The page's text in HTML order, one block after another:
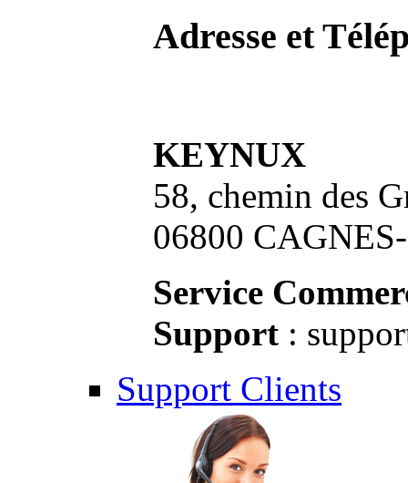
Adresse et
KEYNUX
58, chemin des
06800
Service
Support :
Support Clients